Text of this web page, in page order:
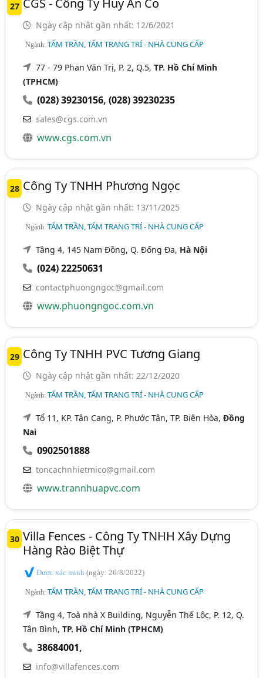
27
Ngày cập nhật gần nhất: 12/6/2021
Ngành:TẤM TRẦN, TẤM TRANG TRÍ - NHÀ CUNG CẤP
77 - 79 Phan Văn Trị, P. 2, Q.5,TP. Hồ Chí Minh
(TPHCM)
(028) 39230156,(028) 39230235
sales@cgs.com.vn
www.cgs.com.vn
28 Công Ty TNHH Phương Ngọc
Ngày cập nhật gần nhất: 13/11/2025
Ngành:TẤM TRẦN, TẤM TRANG TRÍ - NHÀ CUNG CẤP
Tầng 4, 145 Nam Đồng, Q. Đống Đa, Hà Nội
(024) 22250631
contactphuongngoc@gmail.com
www.phuongngoc.com.vn
29 Công Ty TNHH PVC Tương Giang
Ngày cập nhật gần nhất: 22/12/2020
Ngành:TẤM TRẦN, TẤM TRANG TRÍ - NHÀ CUNG CẤP
Tổ 11, KP. Tân Cang, P. Phước Tân, TP. Biên Hòa,Đồng
Nai
0902501888
toncachnhietmico@gmail.com
www.trannhuapvc.com
30 Villa Fences - Công Ty TNHH Xây Dựng
Hàng Rào Biệt Thự
Được xác minh(ngày: 26/8/2022)
Ngành:TẤM TRẦN, TẤM TRANG TRÍ - NHÀ CUNG CẤP
Tầng 4, Toà nhà X Building, Nguyễn Thế Lộc, P. 12, Q.
Tân Bình,TP. Hồ Chí Minh (TPHCM)
38684001,
info@villafences.com